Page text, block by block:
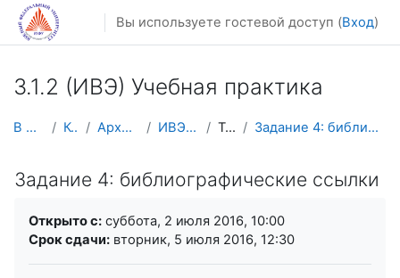
Перейти к основному содержанию
Вы используете гостевой доступ (Вход)
3.1.2 (ИВЭ) Учебная практика
В начало Курсы Архив курсов ИВЭ-УП-2016 Тема 4 Задание 4: библиографические ссылки
Задание 4: библиографические ссылки
Открыто с: суббота, 2 июля 2016, 10:00
Срок сдачи: вторник, 5 июля 2016, 12:30